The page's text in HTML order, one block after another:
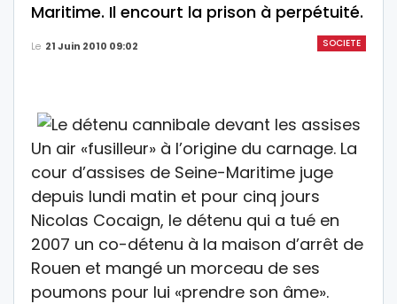
Maritime. Il encourt la prison à perpétuité.
SOCIETE
Le 21 Juin 2010 09:02
Un air «fusilleur» à l’origine du carnage. La
cour d’assises de Seine-Maritime juge
depuis lundi matin et pour cinq jours
Nicolas Cocaign, le détenu qui a tué en
2007 un co-détenu à la maison d’arrêt de
Rouen et mangé un morceau de ses
poumons pour lui «prendre son âme».